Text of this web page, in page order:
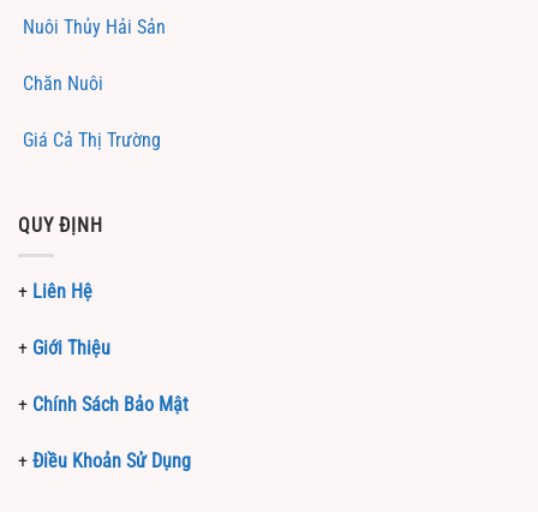
Nuôi Thủy Hải Sản
Chăn Nuôi
Giá Cả Thị Trường
QUY ĐỊNH
+ Liên Hệ
+ Giới Thiệu
+ Chính Sách Bảo Mật
+ Điều Khoản Sử Dụng